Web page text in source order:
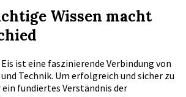
Wissen macht
ist eine faszinierende Verbindung von
Technik. Um erfolgreich und sicher zu
fundiertes Verständnis der